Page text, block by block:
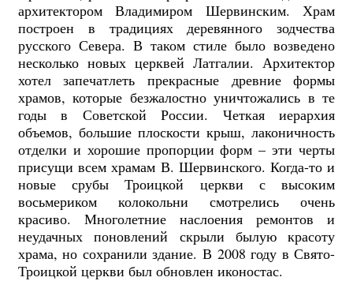
архитектором Владимиром Шервинским. Храм
построен в традициях деревянного зодчества
русского Севера. В таком стиле было возведено
несколько новых церквей Латгалии. Архитектор
хотел запечатлеть прекрасные древние формы
храмов, которые безжалостно уничтожались в те
годы в Советской России. Четкая иерархия
объемов, большие плоскости крыш, лаконичность
отделки и хорошие пропорции форм – эти черты
присущи всем храмам В. Шервинского. Когда-то и
новые срубы Троицкой церкви с высоким
восьмериком колокольни смотрелись очень
красиво. Многолетние наслоения ремонтов и
неудачных поновлений скрыли былую красоту
храма, но сохранили здание. В 2008 году в Свято-
Троицкой церкви был обновлен иконостас.